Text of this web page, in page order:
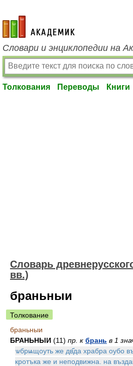
academic.ru
Словари и энциклопедии на
Толкования Переводы Книги
Словарь
вв.)
браньныи
Толкование
браньныи
БРАНЬНЫИ (11) пр. к брань в 1
ѡбрѩщоуть же дв҃да храбра оубо
кротъка же и неподвижна. на